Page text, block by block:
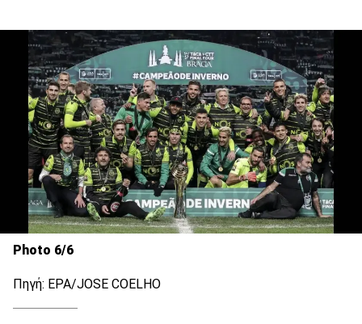
Photo 6/6
Πηγή: EPA/JOSE COELHO